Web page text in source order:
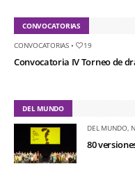
CONVOCATORIAS
CONVOCATORIAS• 19
Convocatoria IV Torneo de
DEL MUNDO
DEL MUNDO,
80